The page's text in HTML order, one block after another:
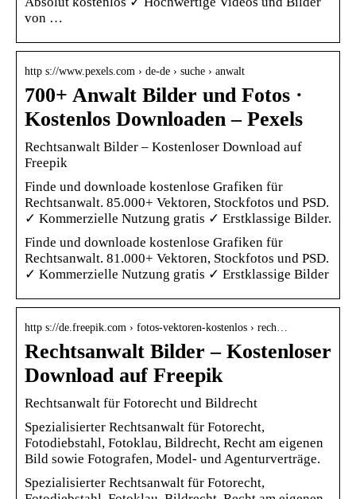
von …
http s://www.pexels.com › de-de › suche › anwalt
700+ Anwalt Bilder und Fotos ·
Kostenlos Downloaden – Pexels
Rechtsanwalt Bilder – Kostenloser Download auf
Freepik
Finde und downloade kostenlose Grafiken für
Rechtsanwalt. 85.000+ Vektoren, Stockfotos und PSD.
✓ Kommerzielle Nutzung gratis ✓ Erstklassige Bilder.
Finde und downloade kostenlose Grafiken für
Rechtsanwalt. 81.000+ Vektoren, Stockfotos und PSD.
✓ Kommerzielle Nutzung gratis ✓ Erstklassige Bilder
http s://de.freepik.com › fotos-vektoren-kostenlos › rech…
Rechtsanwalt Bilder – Kostenloser
Download auf Freepik
Rechtsanwalt für Fotorecht und Bildrecht
Spezialisierter Rechtsanwalt für Fotorecht,
Fotodiebstahl, Fotoklau, Bildrecht, Recht am eigenen
Bild sowie Fotografen, Model- und Agenturverträge.
Spezialisierter Rechtsanwalt für Fotorecht,